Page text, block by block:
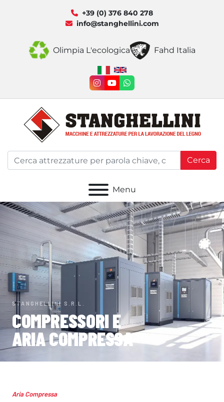
+39 (0) 376 840 278
info@stanghellini.com
Olimpia L'ecologica Fahd Italia
instagram
youtubewhatsapp
Cerca
Menu
STANGHELLINI S.R.L.
COMPRESSORI E
ARIA COMPRESSA
Aria Compressa